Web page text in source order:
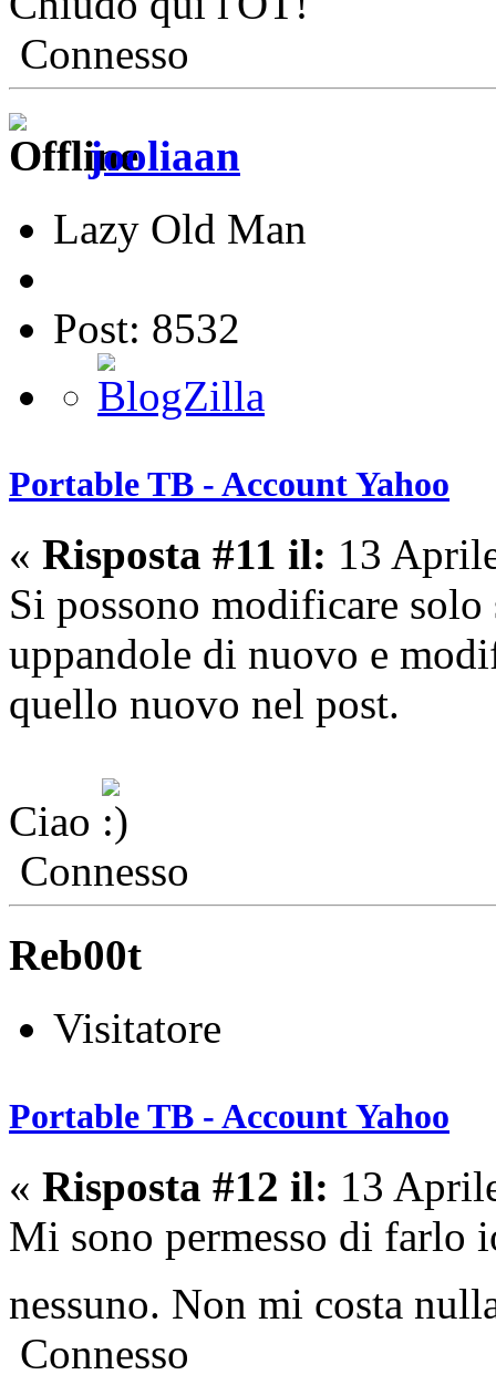
Connesso
jooliaan
Lazy Old Man
Post: 8532
Portable TB - Account Yahoo
« Risposta #11 il: 13
Si possono modificare
uppandole di nuovo e
quello nuovo nel post.
Ciao
Connesso
Reb00t
Visitatore
Portable TB - Account Yahoo
« Risposta #12 il: 13
Mi sono permesso di farlo
nessuno. Non mi costa
Connesso